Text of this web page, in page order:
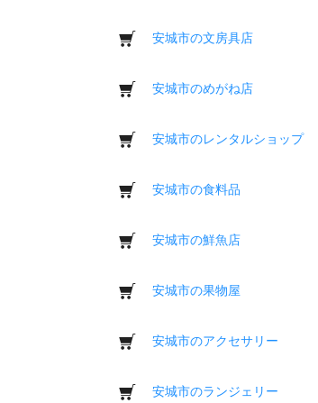
安城市の文房具店
安城市のめがね店
安城市のレンタルショップ
安城市の食料品
安城市の鮮魚店
安城市の果物屋
安城市のアクセサリー
安城市のランジェリー